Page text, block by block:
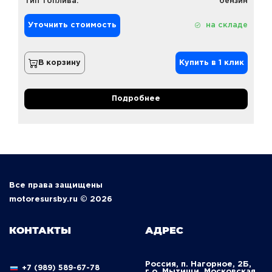
Уточнить стоимость на складе
В корзину Купить в 1 клик
Подробнее
Все права защищены
motoresursby.ru © 2026
КОНТАКТЫ
+7 (989) 589-67-78
АДРЕС
Россия, п. Нагорное, 2Б,